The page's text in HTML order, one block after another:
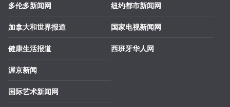
多伦多新闻网
加拿大和世界报道
健康生活报道
渥京新闻
国际艺术新闻网
纽约都市新闻网
国家电视新闻网
西班牙华人网